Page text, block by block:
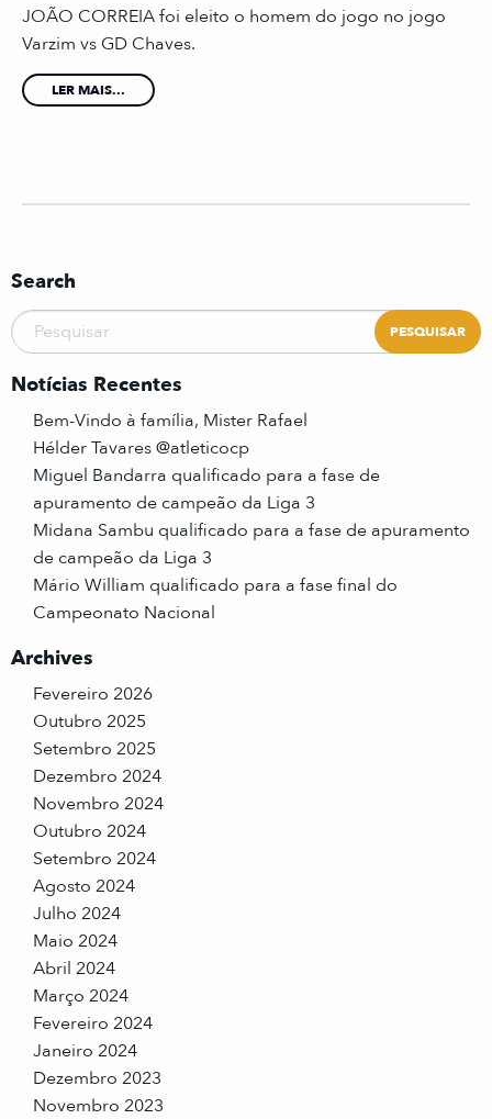
JOÃO CORREIA foi eleito o homem do jogo no jogo
Varzim vs GD Chaves.
LER MAIS...
Search
Notícias Recentes
Bem-Vindo à família, Mister Rafael
Hélder Tavares @atleticocp
Miguel Bandarra qualificado para a fase de
apuramento de campeão da Liga 3
Midana Sambu qualificado para a fase de apuramento
de campeão da Liga 3
Mário William qualificado para a fase final do
Campeonato Nacional
Archives
Fevereiro 2026
Outubro 2025
Setembro 2025
Dezembro 2024
Novembro 2024
Outubro 2024
Setembro 2024
Agosto 2024
Julho 2024
Maio 2024
Abril 2024
Março 2024
Fevereiro 2024
Janeiro 2024
Dezembro 2023
Novembro 2023